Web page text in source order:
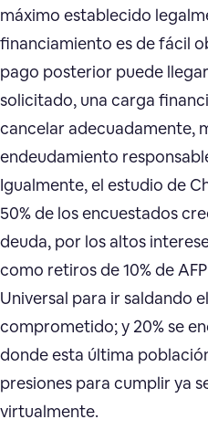
máximo establecido
financiamiento es de fácil
pago posterior puede
solicitado, una carga
cancelar adecuadamente,
endeudamiento
Igualmente, el estudio de
50% de los encuestados
deuda, por los altos
como retiros de 10% de
Universal para ir saldando
comprometido; y 20% se
donde esta última
presiones para cumplir ya
virtualmente.